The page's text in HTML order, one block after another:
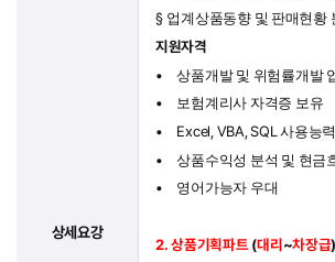
상세요강
§ 업계상품동향 및 판매현황
지원자격
•
상품개발 및 위험률개발
• 보험계리사 자격증 보유
• Excel, VBA, SQL사용능
• 상품수익성 분석 및 현금
• 영어가능자 우대
2.상품기획파트(대리~차장급)